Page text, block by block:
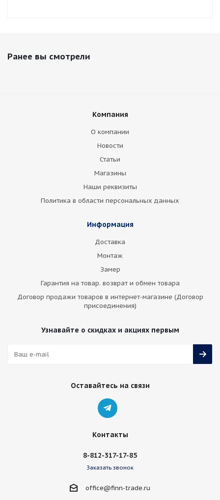
Ранее вы смотрели
Компания
О компании
Новости
Статьи
Магазины
Наши реквизиты
Политика в области персональных данных
Информация
Доставка
Монтаж
Замер
Гарантия на товар. возврат и обмен товара
Договор продажи товаров в интернет-магазине (Договор
присоединения)
Узнавайте о скидках и акциях первым
Оставайтесь на связи
Контакты
8-812-317-17-85
Заказать звонок
office@finn-trade.ru